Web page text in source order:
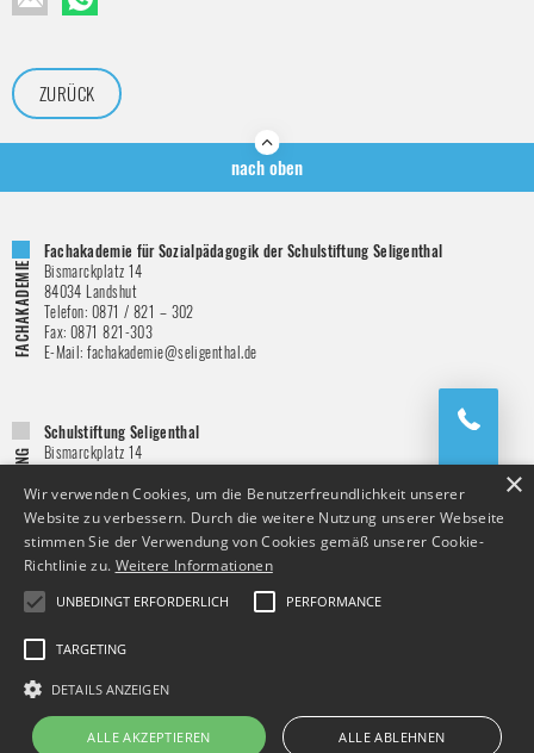
ZURÜCK
nach oben
nach oben
Fachakademie für Sozialpädagogik der Schulstiftung Seligenthal
Bismarckplatz 14
84034 Landshut
Telefon: 0871 / 821 – 302
Fax: 0871 821-303
E-Mail: fachakademie@seligenthal.de
Schulstiftung Seligenthal
Bismarckplatz 14
Telefon:0871 / 821 – 151
Fax: 0871 821-146
schulstiftung@seligenthal.de
copyright © 2026 Fachakademie für Sozialpädagogik
×
Wir verwenden Cookies, um die Benutzerfreundlichkeit unserer
Website zu verbessern. Durch die weitere Nutzung unserer Webseite
stimmen Sie der Verwendung von Cookies gemäß unserer Cookie-
Richtlinie zu. Weitere Informationen
UNBEDINGT ERFORDERLICH PERFORMANCE
TARGETING
DETAILS ANZEIGEN
ALLE AKZEPTIEREN ALLE ABLEHNEN